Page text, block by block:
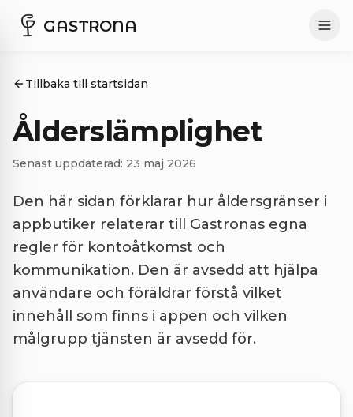
GASTRONA
Tillbaka till startsidan
Ålderslämplighet
Senast uppdaterad: 23 maj 2026
Den här sidan förklarar hur åldersgränser i
appbutiker relaterar till Gastronas egna
regler för kontoåtkomst och
kommunikation. Den är avsedd att hjälpa
användare och föräldrar förstå vilket
innehåll som finns i appen och vilken
målgrupp tjänsten är avsedd för.